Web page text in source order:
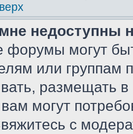
недоступны
форумы могут
или группам
размещать
могут
с